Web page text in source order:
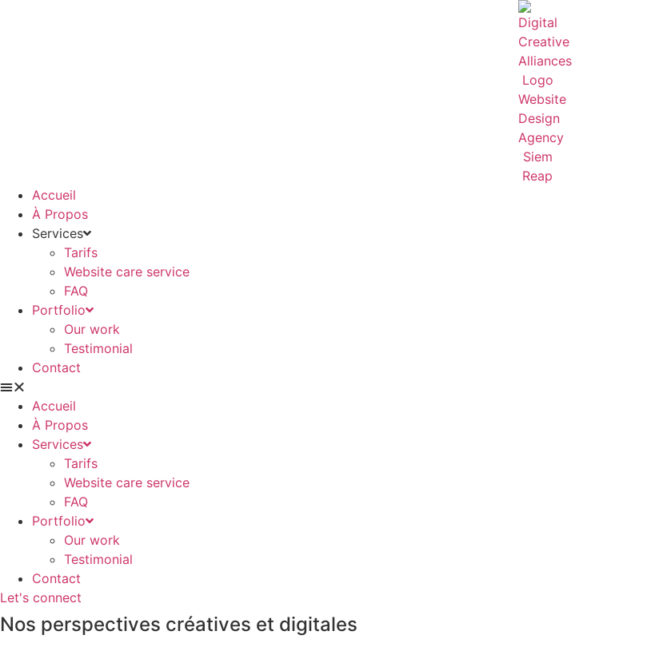
Accueil
À Propos
Services
Tarifs
Website care service
FAQ
Portfolio
Our work
Testimonial
Contact
Accueil
À Propos
Services
Tarifs
Website care service
FAQ
Portfolio
Our work
Testimonial
Contact
Let's connect
Nos perspectives créatives et digitales